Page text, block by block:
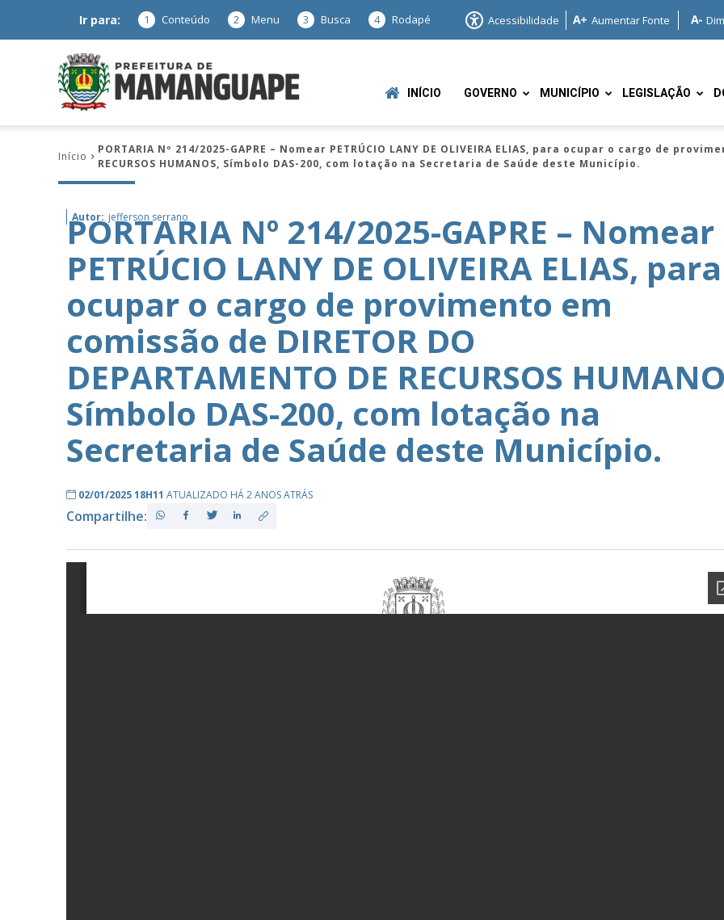
Ir para: 1 Conteúdo 2 Menu 3 Busca 4 Rodapé Acessibilidade Aumentar Fonte
de
PB
INÍCIO GOVERNO MUNICÍPIO LEGISLAÇÃO
Início
PORTARIA Nº 214/2025-GAPRE – Nomear PETRÚCIO LANY DE OLIVEIRA ELIAS, para ocupar o cargo de
RECURSOS HUMANOS, Símbolo DAS-200, com lotação na Secretaria de Saúde deste Município.
Autor: jefferson serrano
PORTARIA Nº 214/2025-GAPRE – Nomear
PETRÚCIO LANY DE OLIVEIRA ELIAS, para
ocupar o cargo de provimento em
comissão de DIRETOR DO
DEPARTAMENTO DE RECURSOS
Símbolo DAS-200, com lotação na
Secretaria de Saúde deste Município.
02/01/2025 18H11 ATUALIZADO HÁ 2 ANOS ATRÁS
Compartilhe: